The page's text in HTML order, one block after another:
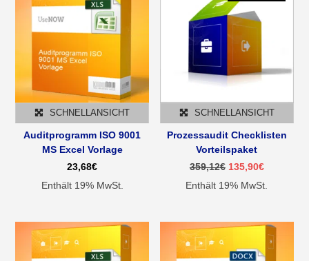
SCHNELLANSICHT
Auditprogramm ISO 9001
MS Excel Vorlage
23,68€
Enthält 19% MwSt.
SCHNELLANSICHT
Prozessaudit Checklisten
Vorteilspaket
359,12€ Ursprünglicher
war:
135,90€Aktueller
ist:
Enthält 19% MwSt.